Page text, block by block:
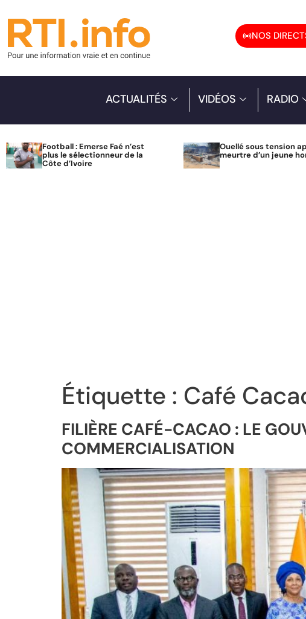
NOS
ACTUALITÉS VIDÉOS RADIO
Football : Emerse Faé n’est
plus le sélectionneur de la
Côte d’Ivoire
Ouellé sous tension
meurtre d’un jeune
Étiquette : Café
FILIÈRE CAFÉ-CACAO : LE
COMMERCIALISATION